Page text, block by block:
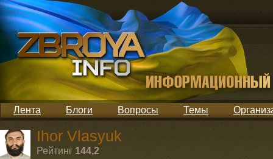
Лента Блоги Вопросы Темы
Ihor Vlasyuk
Рейтинг 144,2